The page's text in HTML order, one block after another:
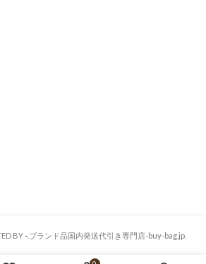
BY - .ブランド品国内発送代引き専門店-buy-bag.jp.